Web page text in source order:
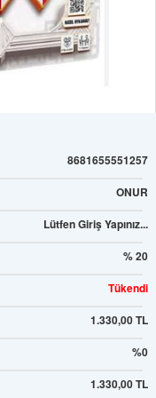
8681655551257
ONUR
Lütfen Giriş Yapınız...
% 20
Tükendi
1.330,00 TL
%0
1.330,00 TL